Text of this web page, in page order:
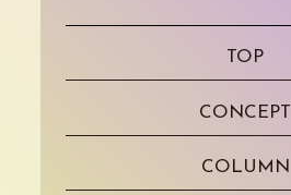
TOP
CONCEPT
COLUMN